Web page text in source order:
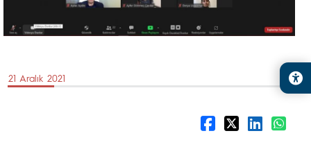
21 Aralık 2021